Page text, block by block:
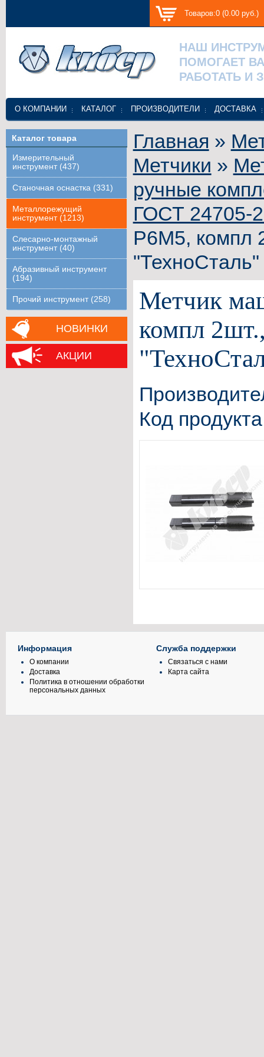
Товаров:0 (0.00 руб.)
НАШ
ПОМОГАЕТ
РАБОТАТЬ И
О КОМПАНИИ КАТАЛОГ ПРОИЗВОДИТЕЛИ ДОСТАВКА
Каталог товара
Измерительный
инструмент (437)
Станочная оснастка (331)
Металлорежущий
инструмент (1213)
Слесарно-монтажный
инструмент (40)
Абразивный инструмент
(194)
Прочий инструмент (258)
НОВИНКИ
АКЦИИ
Главная »
Метчики »
ручные
ГОСТ 24705-
Р6М5, компл
"ТехноСталь"
Метчик
компл
Код
Информация
О компании
Доставка
Политика в отношении обработки
персональных данных
Служба поддержки
Связаться с нами
Карта сайта